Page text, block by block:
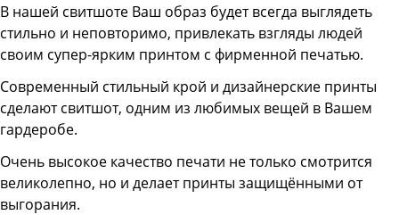
В нашей свитшоте Ваш образ будет всегда выглядеть
стильно и неповторимо, привлекать взгляды людей
своим супер-ярким принтом с фирменной печатью.
Современный стильный крой и дизайнерские принты
сделают свитшот, одним из любимых вещей в Вашем
гардеробе.
Очень высокое качество печати не только смотрится
великолепно, но и делает принты защищёнными от
выгорания.